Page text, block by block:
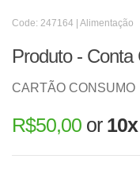
Code: 247164 | Alimentação
Produto -
CARTÃO CONSUMO
R$50,00 or